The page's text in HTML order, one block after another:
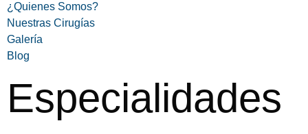
¿Quienes Somos?
Nuestras Cirugías
Galería
Blog
Especialidades